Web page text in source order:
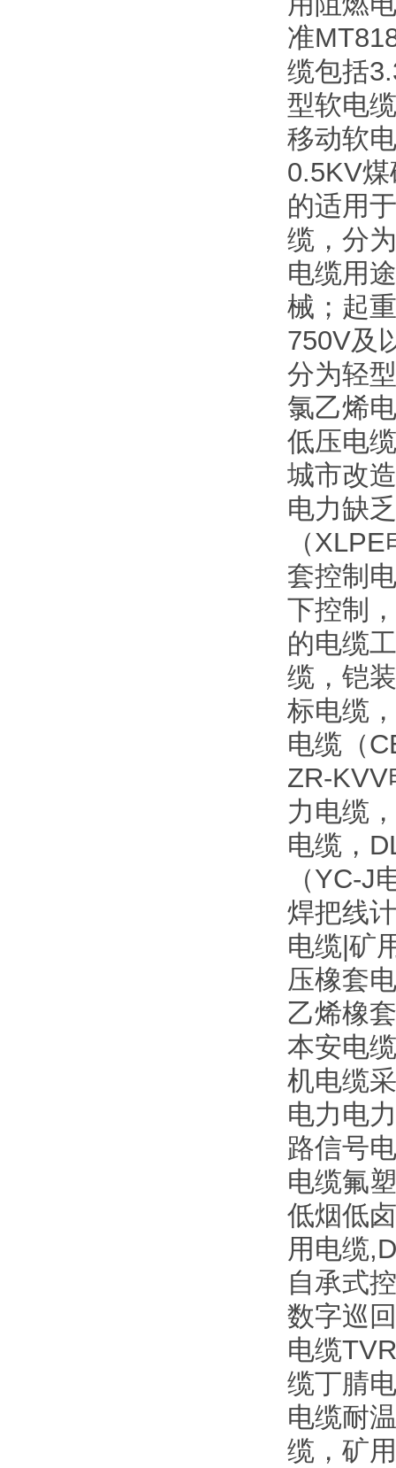
准
缆包括
型软电
移动软
0.5KV
的适用
缆，分
电缆用
械；起
750V及
分为轻
氯乙烯
低压电
城市改
电力缺
（
套控制
下控制
的电缆
缆，铠
标电缆
电缆（
ZR-
力电缆
电缆，
（YC-
焊把线
电缆|矿
压橡套
乙烯橡
本安电
机电缆
电力电
路信号
电缆氟
低烟低
用电缆
自承式
数字巡
电缆
缆丁腈
电缆耐
缆，矿